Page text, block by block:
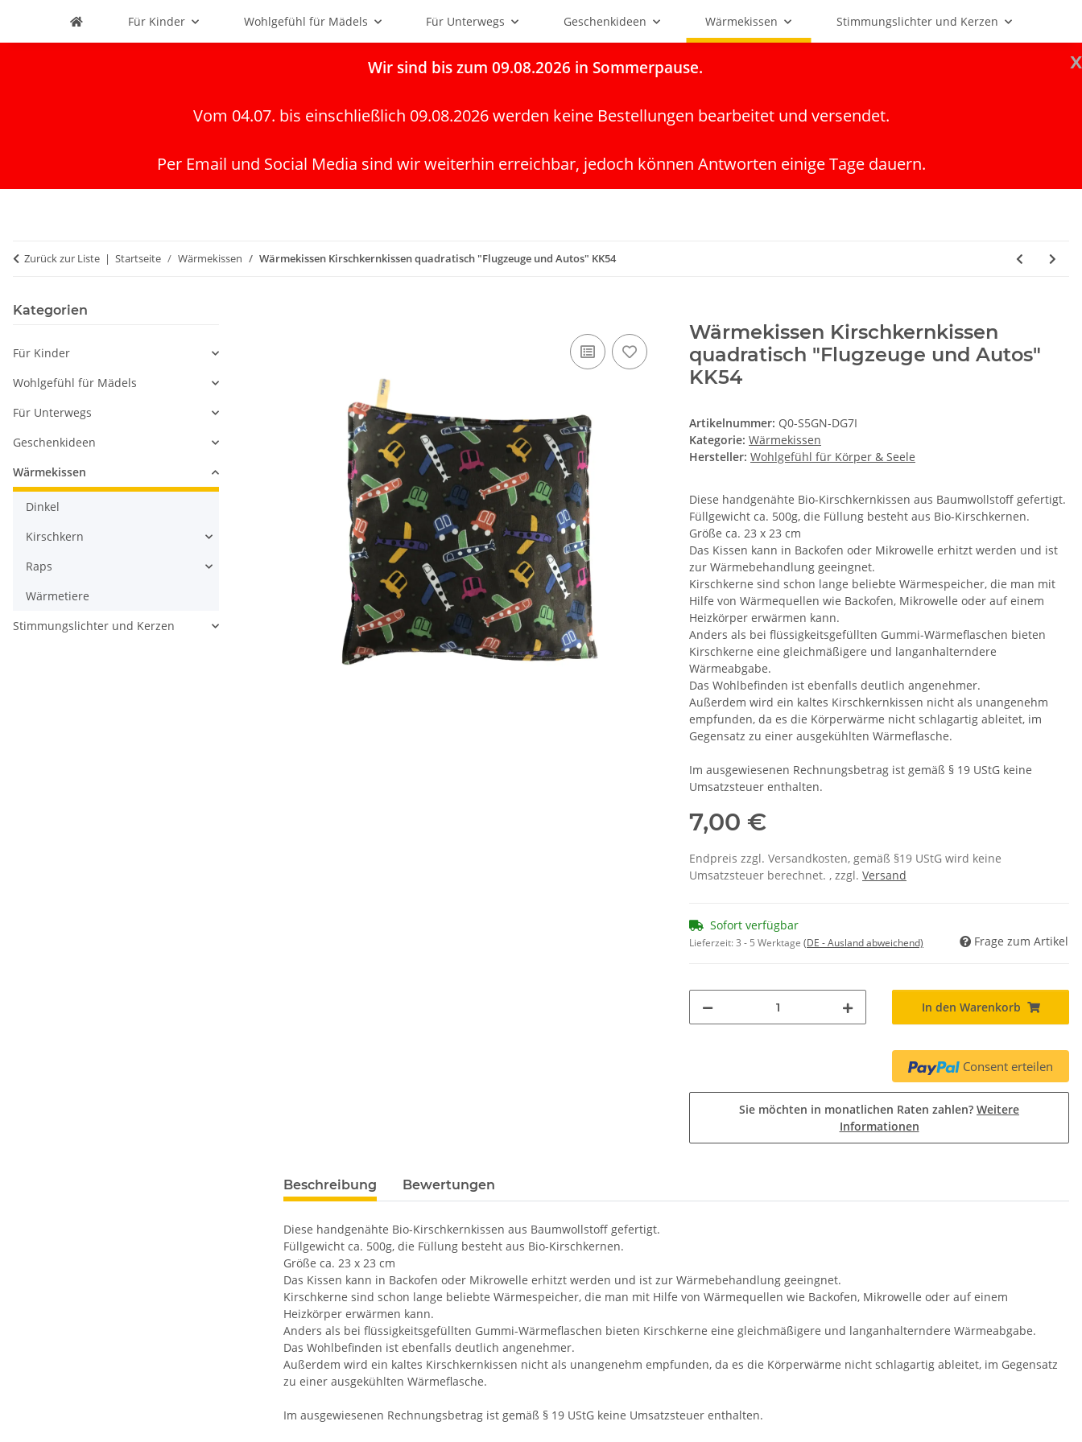
Für Kinder Wohlgefühl für Mädels Für Unterwegs Geschenkideen Wärmekissen Stimmungslichter und Kerzen
x
Wir sind bis zum 09.08.2026 in Sommerpause.
Vom 04.07. bis einschließlich 09.08.2026 werden keine Bestellungen bearbeitet und versendet.
Per Email und Social Media sind wir weiterhin erreichbar, jedoch können Antworten einige Tage dauern.
Zurück zur Liste Startseite Wärmekissen Wärmekissen Kirschkernkissen quadratisch "Flugzeuge und Autos" KK54
Wärmekissen Kirschkernkissen
quadratisch "Flugzeuge und Autos"
KK54
Artikelnummer: Q0-S5GN-DG7I
Kategorie: Wärmekissen
Hersteller: Wohlgefühl für Körper & Seele
Diese handgenähte Bio-Kirschkernkissen aus Baumwollstoff gefertigt.
Füllgewicht ca. 500g, die Füllung besteht aus Bio-Kirschkernen.
Größe ca. 23 x 23 cm
Das Kissen kann in Backofen oder Mikrowelle erhitzt werden und ist
zur Wärmebehandlung geeingnet.
Kirschkerne sind schon lange beliebte Wärmespeicher, die man mit
Hilfe von Wärmequellen wie Backofen, Mikrowelle oder auf einem
Heizkörper erwärmen kann.
Anders als bei flüssigkeitsgefüllten Gummi-Wärmeflaschen bieten
Kirschkerne eine gleichmäßigere und langanhalterndere
Wärmeabgabe.
Das Wohlbefinden ist ebenfalls deutlich angenehmer.
Außerdem wird ein kaltes Kirschkernkissen nicht als unangenehm
empfunden, da es die Körperwärme nicht schlagartig ableitet, im
Gegensatz zu einer ausgekühlten Wärmeflasche.
Im ausgewiesenen Rechnungsbetrag ist gemäß § 19 UStG keine
Umsatzsteuer enthalten.
7,00 €
Endpreis zzgl. Versandkosten, gemäß §19 UStG wird keine
Umsatzsteuer berechnet. , zzgl. Versand
Sofort verfügbar
Lieferzeit:3 - 5 Werktage (DE - Ausland abweichend) Frage zum Artikel
In den Warenkorb
Consent erteilen
Sie möchten in monatlichen Raten zahlen? Weitere
Informationen
Beschreibung Bewertungen
Diese handgenähte Bio-Kirschkernkissen aus Baumwollstoff gefertigt.
Füllgewicht ca. 500g, die Füllung besteht aus Bio-Kirschkernen.
Größe ca. 23 x 23 cm
Das Kissen kann in Backofen oder Mikrowelle erhitzt werden und ist zur Wärmebehandlung geeingnet.
Kirschkerne sind schon lange beliebte Wärmespeicher, die man mit Hilfe von Wärmequellen wie Backofen, Mikrowelle oder auf einem
Heizkörper erwärmen kann.
Anders als bei flüssigkeitsgefüllten Gummi-Wärmeflaschen bieten Kirschkerne eine gleichmäßigere und langanhalterndere Wärmeabgabe.
Das Wohlbefinden ist ebenfalls deutlich angenehmer.
Außerdem wird ein kaltes Kirschkernkissen nicht als unangenehm empfunden, da es die Körperwärme nicht schlagartig ableitet, im Gegensatz
zu einer ausgekühlten Wärmeflasche.
Im ausgewiesenen Rechnungsbetrag ist gemäß § 19 UStG keine Umsatzsteuer enthalten.
Kategorien
Für Kinder
Wohlgefühl für Mädels
Für Unterwegs
Geschenkideen
Wärmekissen
Dinkel
Kirschkern
Raps
Wärmetiere
Stimmungslichter und Kerzen